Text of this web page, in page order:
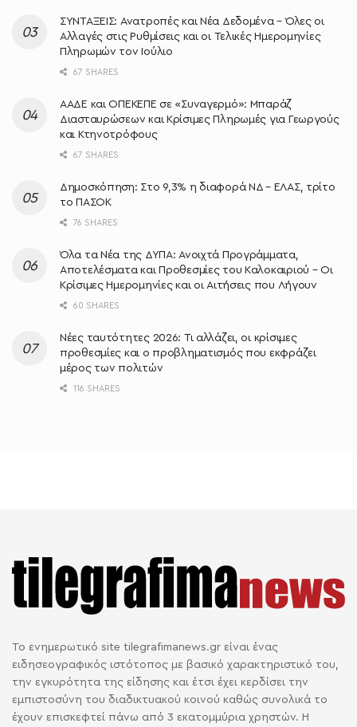
ΣΥΝΤΑΞΕΙΣ: Ανατροπές και Νέα Δεδομένα – Όλες οι
Αλλαγές στις Ρυθμίσεις και οι Τελικές Ημερομηνίες
Πληρωμών τον Ιούλιο
67 SHARES
ΑΑΔΕ και ΟΠΕΚΕΠΕ σε «Συναγερμό»: Μπαράζ
Διασταυρώσεων και Κρίσιμες Πληρωμές για Γεωργούς
και Κτηνοτρόφους
67 SHARES
Δημοσκόπηση: Στο 9,3% η διαφορά ΝΔ – ΕΛΑΣ, τρίτο
το ΠΑΣΟΚ
76 SHARES
Όλα τα Νέα της ΔΥΠΑ: Ανοιχτά Προγράμματα,
Αποτελέσματα και Προθεσμίες του Καλοκαιριού – Οι
Κρίσιμες Ημερομηνίες και οι Αιτήσεις που Λήγουν
60 SHARES
Νέες ταυτότητες 2026: Τι αλλάζει, οι κρίσιμες
προθεσμίες και ο προβληματισμός που εκφράζει
μέρος των πολιτών
116 SHARES
Το ενημερωτικό site tilegrafimanews.gr είναι ένας
ειδησεογραφικός ιστότοπος με βασικό χαρακτηριστικό του,
την εγκυρότητα της είδησης και έτσι έχει κερδίσει την
εμπιστοσύνη του διαδικτυακού κοινού καθώς συνολικά το
έχουν επισκεφτεί πάνω από 3 εκατομμύρια χρηστών. Η